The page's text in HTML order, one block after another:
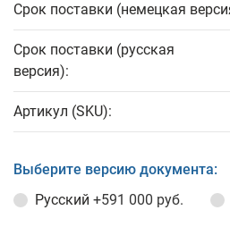
Срок поставки (немецкая
Срок поставки (русская
версия):
Артикул (SKU):
Выберите версию документа:
Русский +591 000 руб.